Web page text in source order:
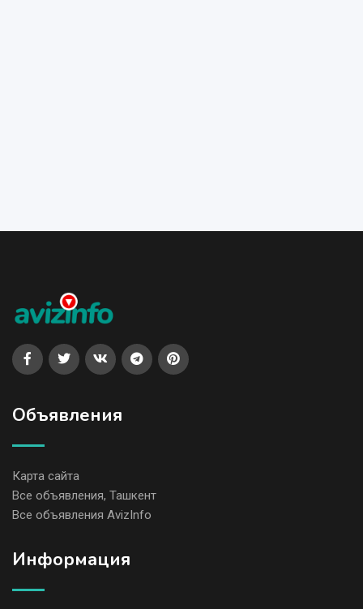
Объявления
Карта сайта
Все объявления, Ташкент
Все объявления AvizInfo
Информация